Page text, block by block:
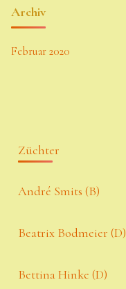
Archiv
Februar 2020
Züchter
André Smits (B)
Beatrix Bodmeier (D)
Bettina Hinke (D)